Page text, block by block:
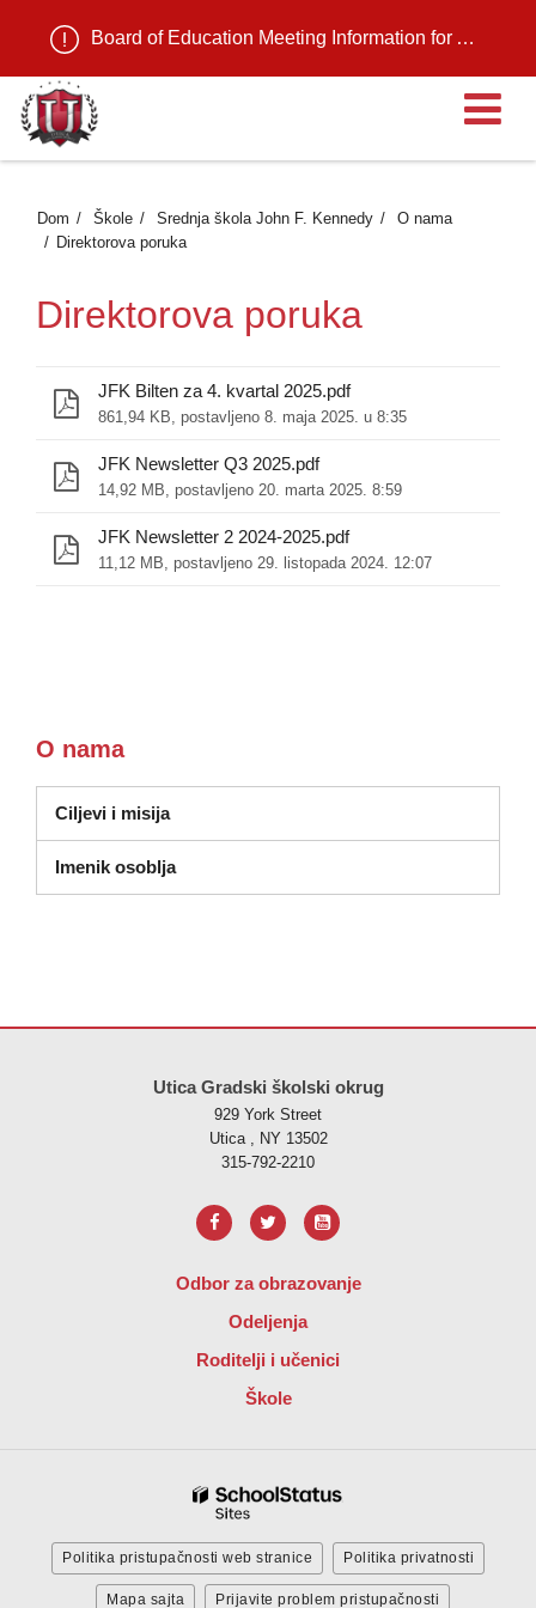
Board of Education Meeting Information for August 11, 2026
Dom Škole Srednja škola John F. Kennedy
O nama
Direktorova poruka
Direktorova poruka
JFK Bilten za 4. kvartal 2025.pdf
861,94 KB, postavljeno 8. maja 2025. u 8:35
JFK Newsletter Q3 2025.pdf
14,92 MB, postavljeno 20. marta 2025. 8:59
JFK Newsletter 2 2024-2025.pdf
11,12 MB, postavljeno 29. listopada 2024. 12:07
O nama
Ciljevi i misija
Imenik osoblja
Utica Gradski školski okrug
929 York Street
Utica , NY 13502
315-792-2210
Odbor za obrazovanje
Odeljenja
Roditelji i učenici
Škole
Politika pristupačnosti web stranice Politika privatnosti
Mapa sajta Prijavite problem pristupačnosti